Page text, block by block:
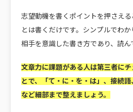
志望動機を書くポイントを押さえ
とは書くだけです。シンプルでわ
相手を意識した書き方であり、読ん
文章力に課題がある人は第三者に
とで、「て・に・を・は」、接続
など細部まで整えましょう。